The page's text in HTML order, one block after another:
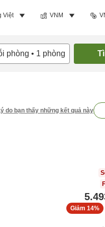
Việt VNM
phòng • 1 phòng
do bạn thấy những kết quả này
Giảm 14%